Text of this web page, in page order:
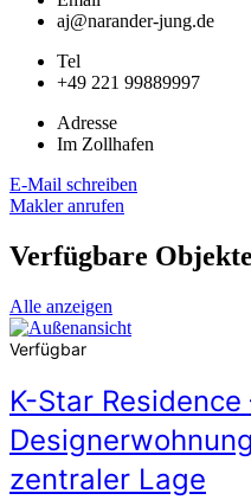
aj@narander-jung.de
Tel
+49 221 99889997
Adresse
Im Zollhafen
E-Mail schreiben
Makler anrufen
Verfügbare Objekte
Alle anzeigen
Verfügbar
K-Star
zentraler Lage